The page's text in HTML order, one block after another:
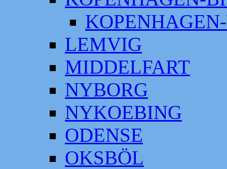
LEMVIG
MIDDELFART
NYBORG
NYKOEBING
ODENSE
OKSBÖL